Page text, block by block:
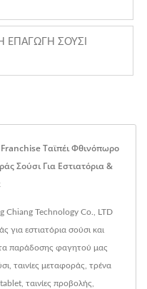
ΕΠΑΓΩΓΉ ΣΟΎΣΙ
Ταϊπέι Φθινόπωρο
Σούσι Για Εστιατόρια &
Chiang Technology Co., LTD
για εστιατόρια σούσι και
παράδοσης φαγητού μας
ταινίες μεταφοράς, τρένα
ταινίες προβολής,